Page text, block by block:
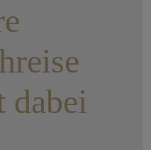
dabei